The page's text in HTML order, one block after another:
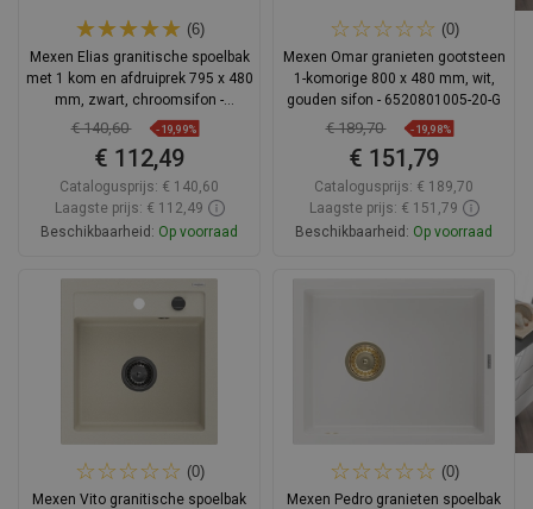
(6)
Mexen Elias granitische spoelbak
met 1 kom en afdruiprek 795 x 480
mm, zwart, chroomsifon -
6511791005-77
€ 140,60 -19,99%
€ 112,49
Catalogusprijs: € 140,60
Laagste prijs: € 112,49
Beschikbaarheid: Op voorraad
In winkelwagen
favorite_border Favoriet
Vergelijk
(0)
Mexen Omar granieten gootsteen
1-komorige 800 x 480 mm, wit,
gouden sifon - 6520801005-20-G
€ 189,70 -19,98%
€ 151,79
Catalogusprijs: € 189,70
Laagste prijs: € 151,79
Beschikbaarheid: Op voorraad
(0)
Mexen Vito granitische spoelbak
(0)
Mexen Pedro granieten spoelbak